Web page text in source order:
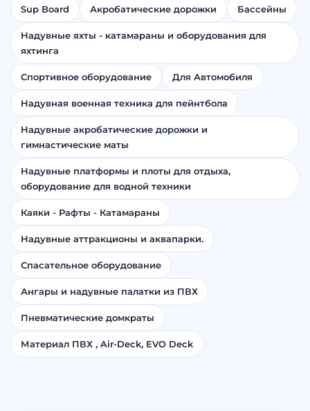
Sup Board Акробатические дорожки Бассейны
Надувные яхты - катамараны и оборудования для
яхтинга
Спортивное оборудование Для Автомобиля
Надувная военная техника для пейнтбола
Надувные акробатические дорожки и
гимнастические маты
Надувные платформы и плоты для отдыха,
оборудование для водной техники
Каяки - Рафты - Катамараны
Надувные аттракционы и аквапарки.
Спасательное оборудование
Ангары и надувные палатки из ПВХ
Пневматические домкраты
Материал ПВХ , Air-Deck, EVO Deck